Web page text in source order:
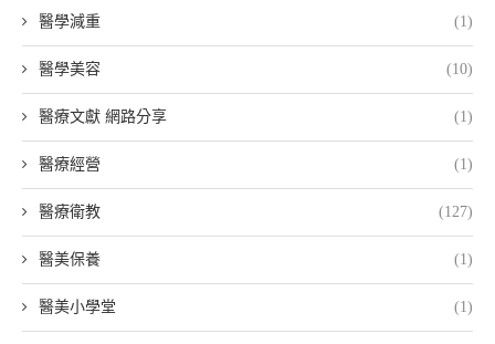
醫學減重 (1)
醫學美容 (10)
醫療文獻 網路分享 (1)
醫療經營 (1)
醫療衛教 (127)
醫美保養 (1)
醫美小學堂 (1)